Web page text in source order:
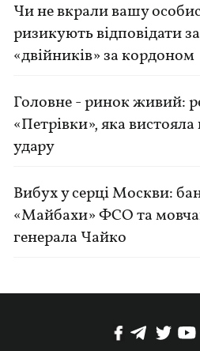
Чи не вкрали вашу
ризикують відповідати
«двійників» за кордоном
Головне - ринок живий:
«Петрівки», яка вистояла
удару
Вибух у серці Москви:
«Майбахи» ФСО та
генерала Чайко